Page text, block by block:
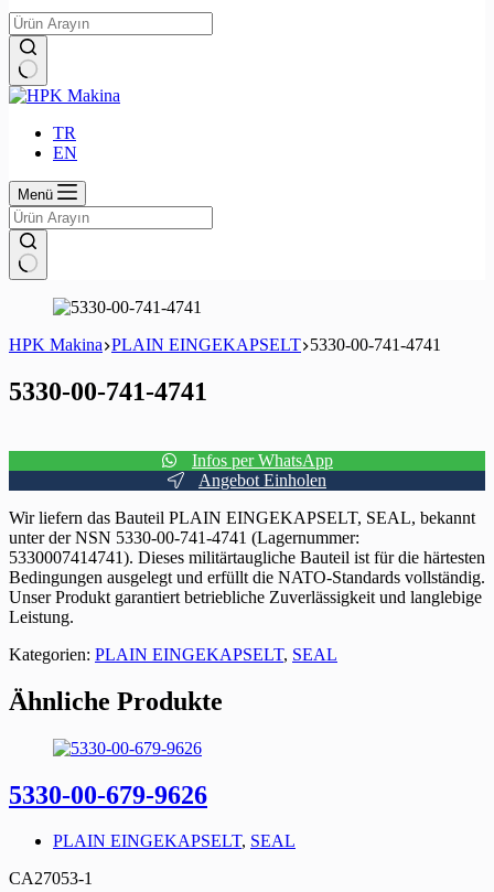
Keine
TR
EN
Menü
Ergebnisse
HPK Makina PLAIN EINGEKAPSELT 5330-00-741-4741
5330-00-741-4741
Infos per WhatsApp
Angebot Einholen
Wir liefern das Bauteil PLAIN EINGEKAPSELT, SEAL, bekannt
unter der NSN 5330-00-741-4741 (Lagernummer:
5330007414741). Dieses militärtaugliche Bauteil ist für die härtesten
Bedingungen ausgelegt und erfüllt die NATO-Standards vollständig.
Unser Produkt garantiert betriebliche Zuverlässigkeit und langlebige
Leistung.
Kategorien: PLAIN EINGEKAPSELT, SEAL
Ähnliche Produkte
5330-00-679-9626
PLAIN EINGEKAPSELT, SEAL
CA27053-1